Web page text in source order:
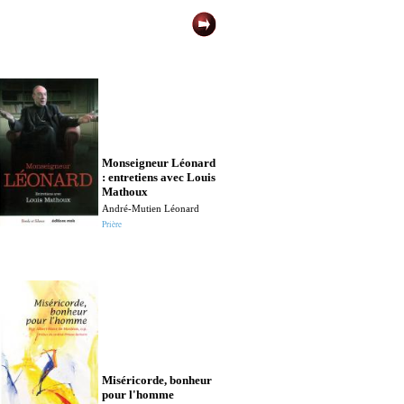
Monseigneur Léonard
: entretiens avec Louis
Mathoux
André-Mutien Léonard
Prière
Miséricorde, bonheur
pour l'homme